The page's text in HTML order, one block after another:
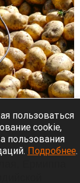
о
Ермиппа
пользоваться
cookie,
пользования
Подробнее.